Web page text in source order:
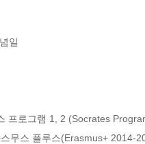
일
프로그램 1, 2 (Socrates
무스 플루스(Erasmus+ 2014-